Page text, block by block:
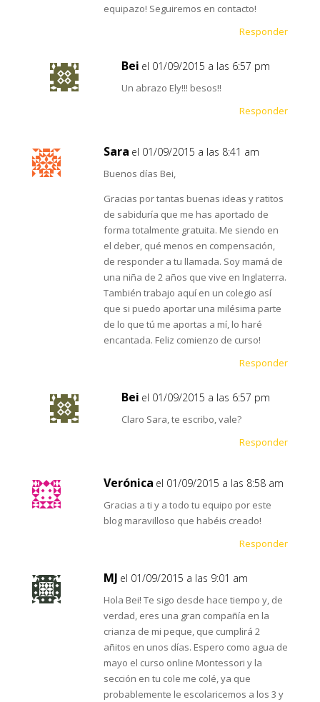
equipazo! Seguiremos en contacto!
Responder
Bei el 01/09/2015 a las 6:57 pm
Un abrazo Ely!!! besos!!
Responder
Sara el 01/09/2015 a las 8:41 am
Buenos días Bei,
Gracias por tantas buenas ideas y ratitos
de sabiduría que me has aportado de
forma totalmente gratuita. Me siendo en
el deber, qué menos en compensación,
de responder a tu llamada. Soy mamá de
una niña de 2 años que vive en Inglaterra.
También trabajo aquí en un colegio así
que si puedo aportar una milésima parte
de lo que tú me aportas a mí, lo haré
encantada. Feliz comienzo de curso!
Responder
Bei el 01/09/2015 a las 6:57 pm
Claro Sara, te escribo, vale?
Responder
Verónica el 01/09/2015 a las 8:58 am
Gracias a ti y a todo tu equipo por este
blog maravilloso que habéis creado!
Responder
MJ el 01/09/2015 a las 9:01 am
Hola Bei! Te sigo desde hace tiempo y, de
verdad, eres una gran compañía en la
crianza de mi peque, que cumplirá 2
añitos en unos días. Espero como agua de
mayo el curso online Montessori y la
sección en tu cole me colé, ya que
probablemente le escolaricemos a los 3 y